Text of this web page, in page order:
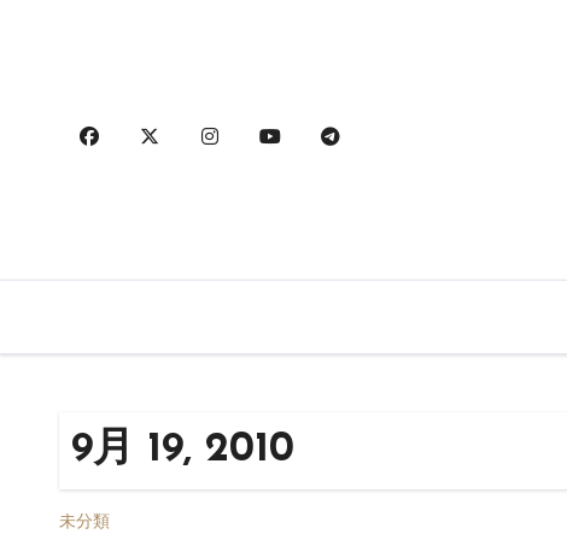
9月 19, 2010
未分類